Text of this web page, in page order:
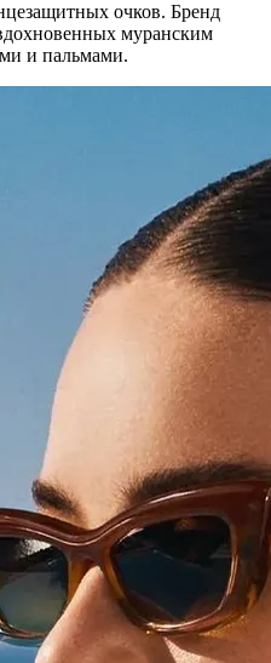
очков. Бренд
муранским
и пальмами.